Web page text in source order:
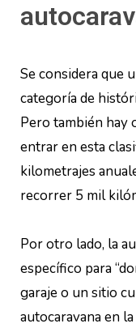
Se considera que
categoría de
Pero también hay
entrar en esta
kilometrajes
recorrer 5 mil
Por otro lado, la
específico para
garaje o un sitio
autocaravana en